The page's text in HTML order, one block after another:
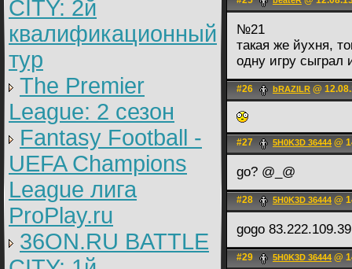
CITY: 2й
квалификационный
тур
The Premier
League: 2 cезон
Fantasy Football -
UEFA Champions
League лига
ProPlay.ru
36ON.RU BATTLE
№21
такая же йухня,
одну игру сыграл
#26 bRAZILR @
#27 5H0K3D 36444 @
go? @_@
#28 5H0K3D 36444 @
gogo
#29 5H0K3D 36444 @